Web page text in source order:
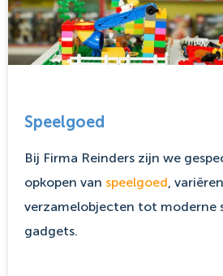
Speelgoed
Bij Firma Reinders zijn we
opkopen van speelgoed ,
verzamelobjecten tot moderne
gadgets.